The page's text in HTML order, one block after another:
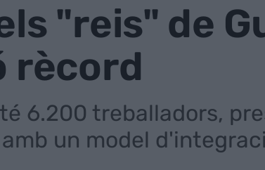
"reis" de
rècord
6.200 treballadors,
un model